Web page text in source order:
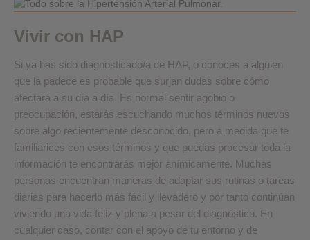
Vivir con HAP
Si ya has sido diagnosticado/a de HAP, o conoces a alguien
que la padece es probable que surjan dudas sobre cómo
afectará a su día a día. Es normal sentir agobio o
preocupación, estarás escuchando muchos términos nuevos
sobre algo recientemente desconocido, pero a medida que te
familiarices con esos términos y que puedas procesar toda la
información te encontrarás mejor anímicamente. Muchas
personas encuentran maneras de adaptar sus rutinas o tareas
diarias para hacerlo más fácil y llevadero y por tanto continúan
viviendo una vida feliz y plena a pesar del diagnóstico. En
cualquier caso, contar con el apoyo de tu entorno y de